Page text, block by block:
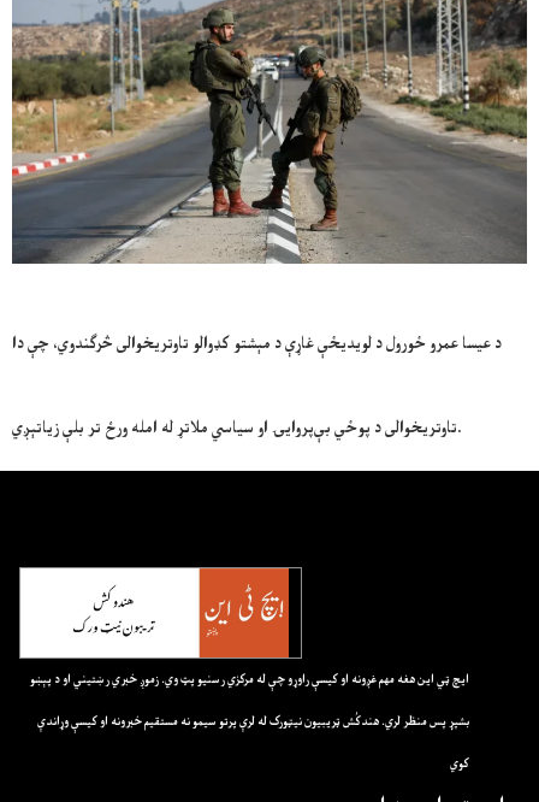
د عیسا عمرو ځورول د لویدیځې غاړې د مېشتو کډوالو تاوتریخوالی څرګندوي، چې دا
تاوتریخوالی د پوځي بې‌پروايۍ او سیاسي ملاتړ له امله ورځ تر بلې زیاتېږي.
ايچ ټي اين هغه مهم غږونه او کيسې راوړو چې له مرکزي رسنيو پټ وي. زموږ خبري رښتيني او د پېښو
بشپړ پس منظر لري. هندکُش ټريبيون نيټورک له لرې پرتو سيمو نه مستقيم خبرونه او کيسې وړاندې
کوي